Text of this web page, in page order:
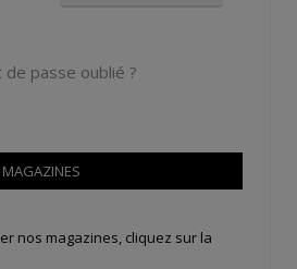
de passe oublié ?
nos magazines, cliquez sur la